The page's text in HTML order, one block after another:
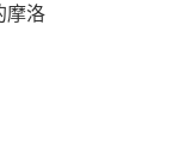
摩洛